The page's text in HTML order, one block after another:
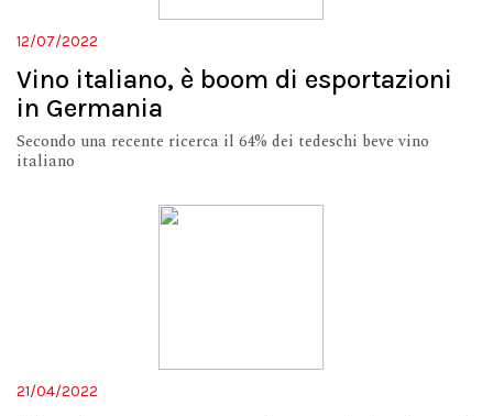
12/07/2022
Vino italiano, è boom di esportazioni
in Germania
Secondo una recente ricerca il 64% dei tedeschi beve vino
italiano
21/04/2022